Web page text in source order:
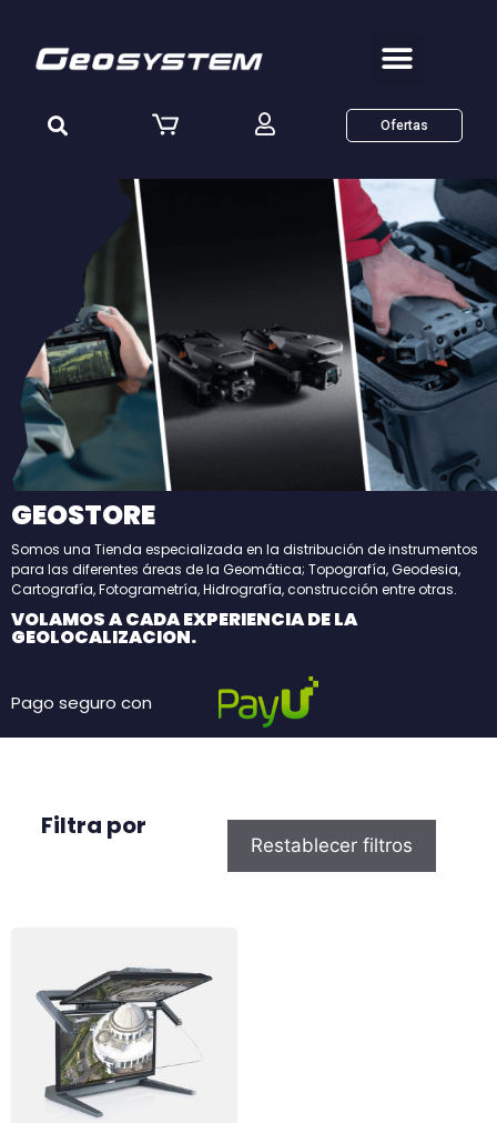
Ofertas
GEOSTORE
Somos una Tienda especializada en la distribución de instrumentos
para las diferentes áreas de la Geomática; Topografía, Geodesia,
Cartografía, Fotogrametría, Hidrografía, construcción entre otras.
VOLAMOS A CADA EXPERIENCIA DE LA
GEOLOCALIZACION.
Pago seguro con
Filtra por
Restablecer filtros